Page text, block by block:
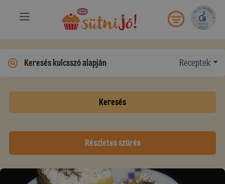
Receptek
Keresés
Részletes szűrés